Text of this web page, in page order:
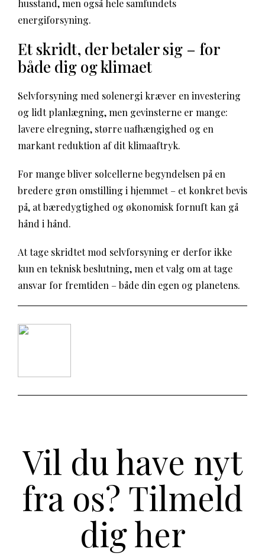
husstand, men også hele samfundets
energiforsyning.
Et skridt, der betaler sig – for
både dig og klimaet
Selvforsyning med solenergi kræver en investering
og lidt planlægning, men gevinsterne er mange:
lavere elregning, større uafhængighed og en
markant reduktion af dit klimaaftryk.
For mange bliver solcellerne begyndelsen på en
bredere grøn omstilling i hjemmet – et konkret bevis
på, at bæredygtighed og økonomisk fornuft kan gå
hånd i hånd.
At tage skridtet mod selvforsyning er derfor ikke
kun en teknisk beslutning, men et valg om at tage
ansvar for fremtiden – både din egen og planetens.
Vil du have nyt
fra os? Tilmeld
dig her